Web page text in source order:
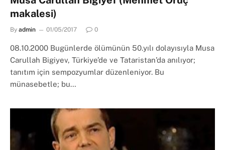
makalesi)
By admin 01/05/2017 0
08.10.2000 Bugünlerde ölümünün 50.yılı dolayısıyla Musa
Carullah Bigiyev, Türkiye’de ve Tataristan’da anılıyor;
tanıtım için sempozyumlar düzenleniyor. Bu
münasebetle; bu…